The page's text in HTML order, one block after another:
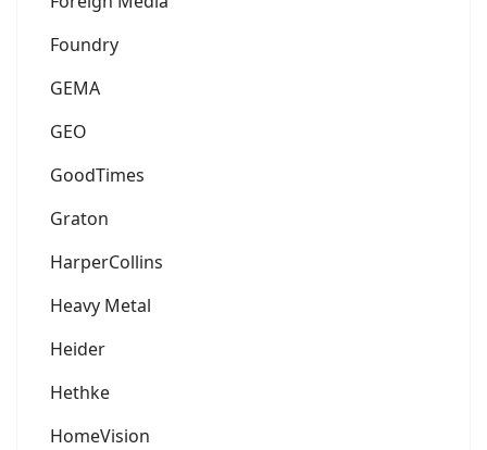
Foundry
GEMA
GEO
GoodTimes
Graton
HarperCollins
Heavy Metal
Heider
Hethke
HomeVision